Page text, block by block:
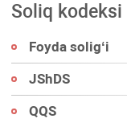
Soliq kodeksi
Foyda soligʻi
JShDS
QQS